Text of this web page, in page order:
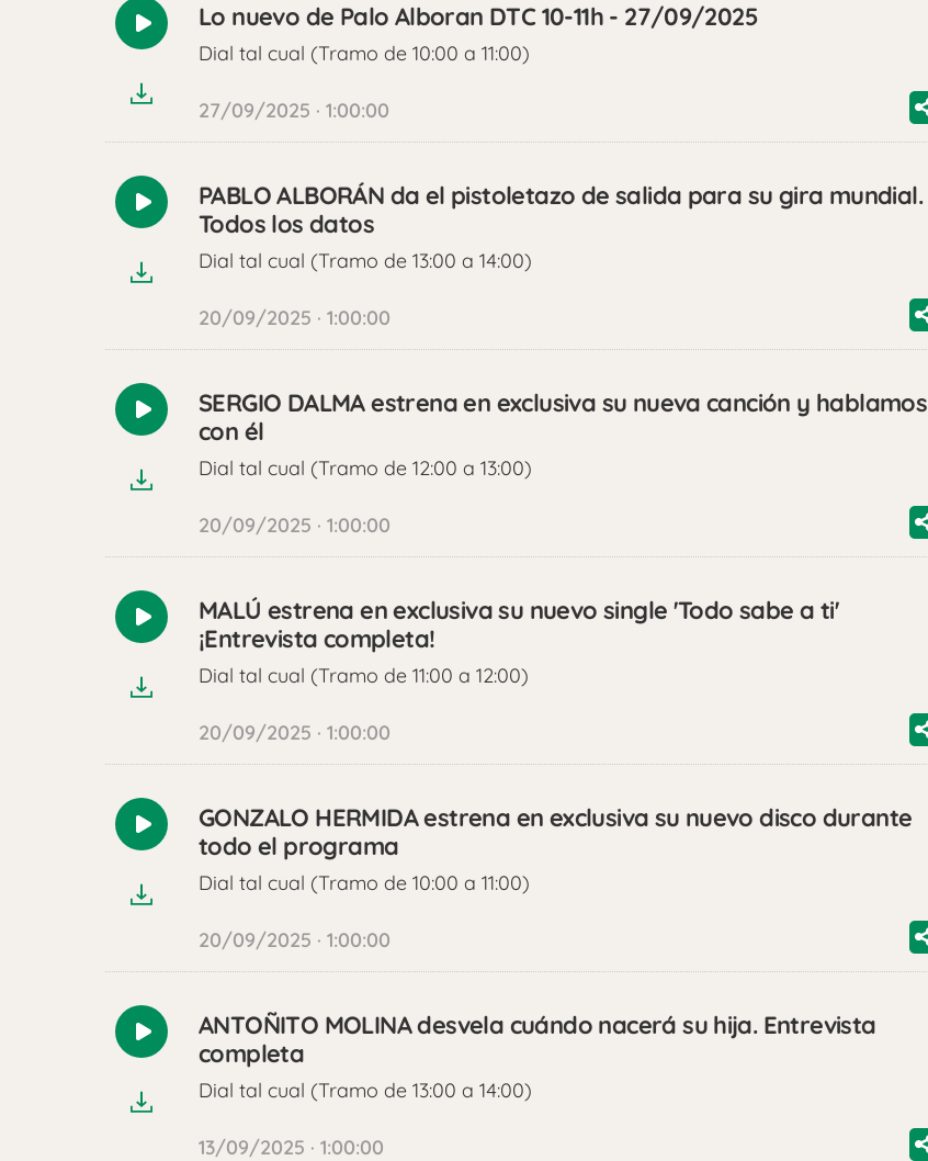
Reproducir
Lo nuevo de Palo Alboran DTC 10-11h - 27/09/2025
Dial tal cual (Tramo de 10:00 a 11:00)
27/09/2025 · 1:00:00
Reproducir
PABLO ALBORÁN da el pistoletazo de salida para su gira mundial.
Todos los datos
Dial tal cual (Tramo de 13:00 a 14:00)
20/09/2025 · 1:00:00
Reproducir
SERGIO DALMA estrena en exclusiva su nueva canción y hablamos
con él
Dial tal cual (Tramo de 12:00 a 13:00)
20/09/2025 · 1:00:00
Reproducir
MALÚ estrena en exclusiva su nuevo single 'Todo sabe a ti'
¡Entrevista completa!
Dial tal cual (Tramo de 11:00 a 12:00)
20/09/2025 · 1:00:00
Reproducir
GONZALO HERMIDA estrena en exclusiva su nuevo disco durante
todo el programa
Dial tal cual (Tramo de 10:00 a 11:00)
20/09/2025 · 1:00:00
Reproducir
ANTOÑITO MOLINA desvela cuándo nacerá su hija. Entrevista
completa
Dial tal cual (Tramo de 13:00 a 14:00)
13/09/2025 · 1:00:00